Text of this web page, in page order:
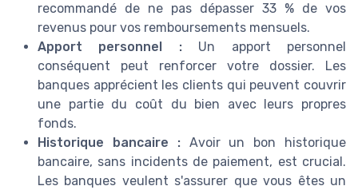
recommandé de ne pas dépasser 33 % de vos
revenus pour vos remboursements mensuels.
Apport personnel :Un apport personnel
conséquent peut renforcer votre dossier. Les
banques apprécient les clients qui peuvent couvrir
une partie du coût du bien avec leurs propres
fonds.
Historique bancaire :Avoir un bon historique
bancaire, sans incidents de paiement, est crucial.
Les banques veulent s'assurer que vous êtes un